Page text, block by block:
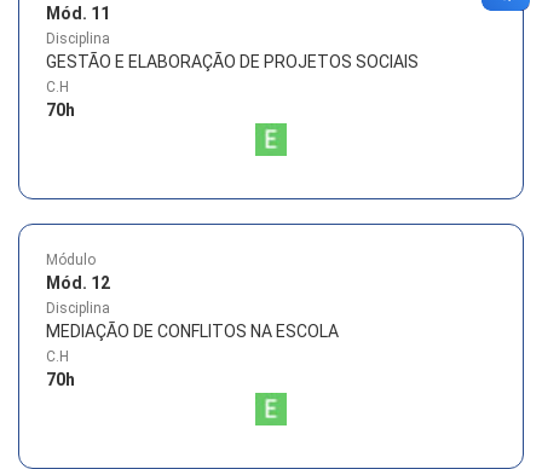
Mód. 11
Disciplina
GESTÃO E ELABORAÇÃO DE PROJETOS SOCIAIS
C.H
70h
Módulo
Mód. 12
Disciplina
MEDIAÇÃO DE CONFLITOS NA ESCOLA
C.H
70h